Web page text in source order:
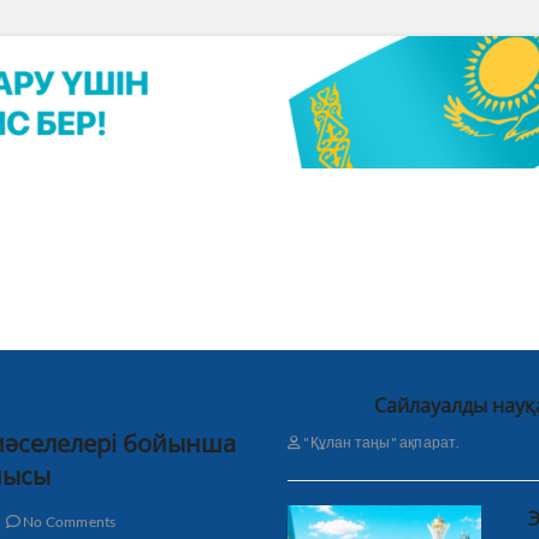
бойынша
No Comments
Сайлауалды
"Құлан таңы" ақпарат.